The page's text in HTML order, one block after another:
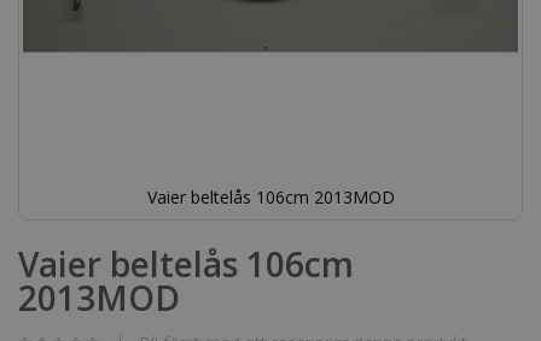
Vaier beltelås 106cm 2013MOD
till
början
av
bildgalleriet
Vaier beltelås 106cm
2013MOD